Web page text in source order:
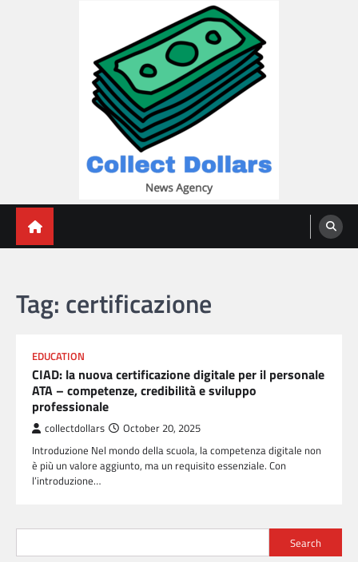
Tag: certificazione
EDUCATION
CIAD: la nuova certificazione digitale per il personale
ATA – competenze, credibilità e sviluppo
professionale
collectdollars October 20, 2025
Introduzione Nel mondo della scuola, la competenza digitale non
è più un valore aggiunto, ma un requisito essenziale. Con
l’introduzione…
Search